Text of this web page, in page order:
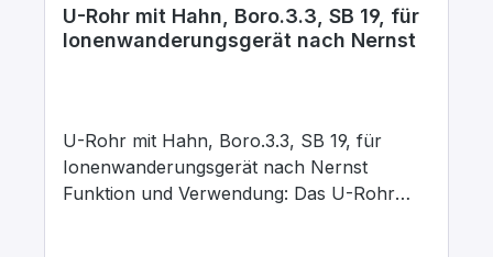
U-Rohr mit Hahn, Boro.3.3, SB 19, für
Ionenwanderungsgerät nach Nernst
U-Rohr mit Hahn, Boro.3.3, SB 19, für
Ionenwanderungsgerät nach Nernst
Funktion und Verwendung: Das U-Rohr